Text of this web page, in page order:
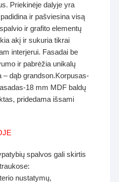
Priekinėje dalyje yra
ir pašviesina visą
ir grafito elementų
akį ir sukuria tikrai
interjerui. Fasadai be
ir pabrėžia unikalų
dąb grandson.Korpusas-
18 mm MDF baldų
pridedama išsami
spalvos gali skirtis
nustatymų,